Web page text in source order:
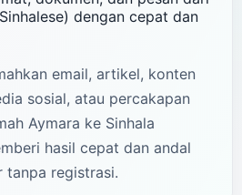
dengan cepat dan
email, artikel, konten
sosial, atau percakapan
Aymara ke Sinhala
hasil cepat dan andal
tanpa registrasi.